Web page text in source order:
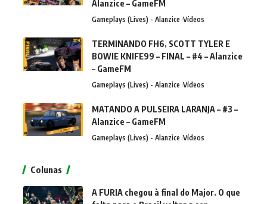
Alanzice – GameFM
Gameplays (Lives) - Alanzice Vídeos
TERMINANDO FH6, SCOTT TYLER E
BOWIE KNIFE99 – FINAL – #4 – Alanzice
– GameFM
Gameplays (Lives) - Alanzice Vídeos
MATANDO A PULSEIRA LARANJA – #3 –
Alanzice – GameFM
Gameplays (Lives) - Alanzice Vídeos
Colunas
A FURIA chegou à final do Major. O que